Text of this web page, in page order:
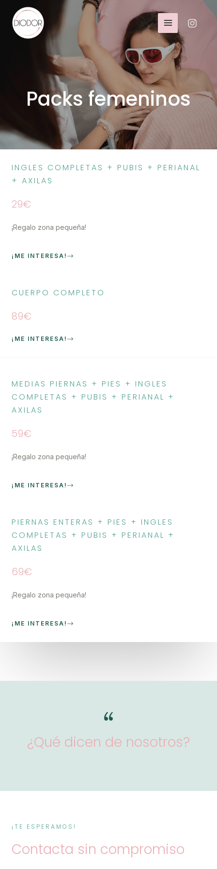
Packs femeninos
INGLES COMPLETAS + PUBIS + PERIANAL
+ AXILAS
29€
¡Regalo zona pequeña!
¡ME INTERESA!
CUERPO COMPLETO
89€
¡ME INTERESA!
MEDIAS PIERNAS + PIES + INGLES
COMPLETAS + PUBIS + PERIANAL +
AXILAS
59€
¡Regalo zona pequeña!
¡ME INTERESA!
PIERNAS ENTERAS + PIES + INGLES
COMPLETAS + PUBIS + PERIANAL +
AXILAS
69€
¡Regalo zona pequeña!
¡ME INTERESA!
¿Qué dicen de nosotros?
¡TE ESPERAMOS!
Contacta sin compromiso